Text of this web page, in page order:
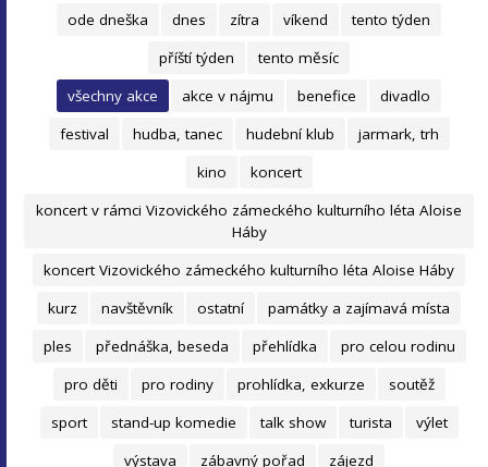
ode dneška dnes zítra víkend
tento týden
příští týden
tento měsíc
všechny akce
akce v nájmu benefice
divadlo
festival
hudba, tanec hudební klub
jarmark, trh
kino
koncert
koncert v rámci Vizovického zámeckého kulturního léta Aloise
Háby
koncert Vizovického zámeckého kulturního léta Aloise Háby
kurz
navštěvník ostatní
památky a zajímavá místa
ples
přednáška, beseda přehlídka
pro celou rodinu
pro děti
pro rodiny prohlídka, exkurze
soutěž
sport
stand-up komedie talk show turista
výlet
výstava
zábavný pořad zájezd